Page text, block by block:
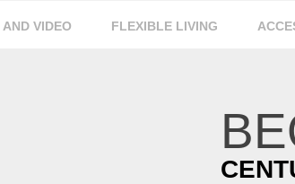
VIDEO FLEXIBLE LIVING